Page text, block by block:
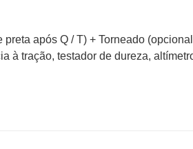
após Q / T) + Torneado
à tração, testador de dureza,